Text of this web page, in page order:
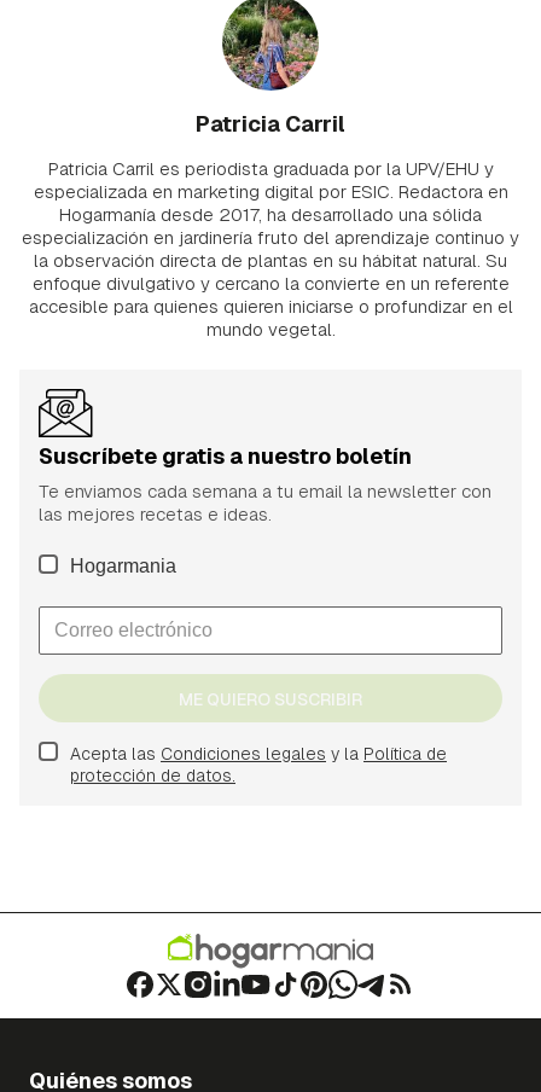
Patricia Carril
Patricia Carril es periodista graduada por la UPV/EHU y
especializada en marketing digital por ESIC. Redactora en
Hogarmanía desde 2017, ha desarrollado una sólida
especialización en jardinería fruto del aprendizaje continuo y
la observación directa de plantas en su hábitat natural. Su
enfoque divulgativo y cercano la convierte en un referente
accesible para quienes quieren iniciarse o profundizar en el
mundo vegetal.
Suscríbete gratis a nuestro boletín
Te enviamos cada semana a tu email la newsletter con
las mejores recetas e ideas.
Hogarmania
ME QUIERO SUSCRIBIR
Acepta las Condiciones legales y la Política de
protección de datos.
Quiénes somos